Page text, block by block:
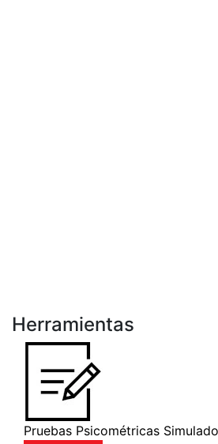
Herramientas